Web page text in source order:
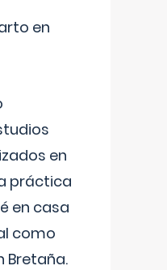
en
en
práctica
en casa
como
Bretaña.